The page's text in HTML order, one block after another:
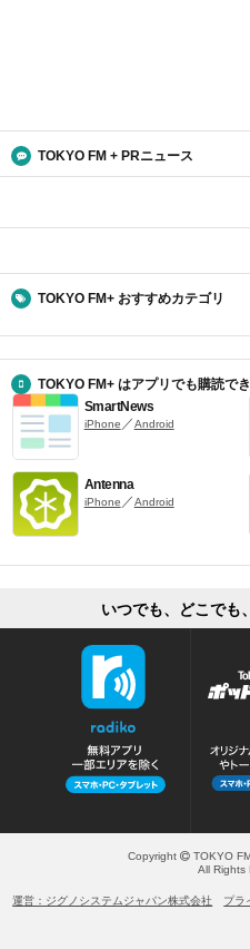
TOKYO FM + PRニュース
TOKYO FM+ おすすめカテゴリ
TOKYO FM+ はアプリでも購読でき
SmartNews
iPhone ／Android
Antenna
iPhone ／Android
いつでも、どこでも
Copyright
TOKYO
All Rights
運営：ジグノシステムジャパン株式会社 プラ